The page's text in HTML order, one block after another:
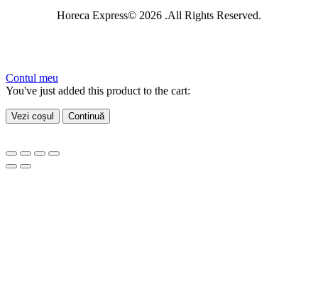
Horeca Express© 2026 .All Rights Reserved.
Contul meu
You've just added this product to the cart:
Vezi coșul Continuă